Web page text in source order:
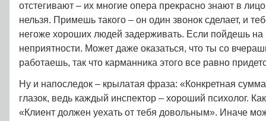
отстегивают – их многие опера прекрасно знают в
нельзя. Примешь такого – он один звонок сделает, и
негоже хороших людей задерживать. Если пойдешь на
неприятности. Может даже оказаться, что ты со
работаешь, так что карманника этого все равно
Ну и напоследок – крылатая фраза: «Конкретная
глазок, ведь каждый инспектор – хороший психолог.
«Клиент должен уехать от тебя довольным». Иначе